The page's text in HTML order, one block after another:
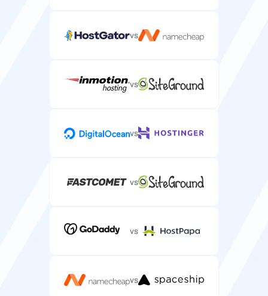
vs
vs
vs
vs
vs
vs